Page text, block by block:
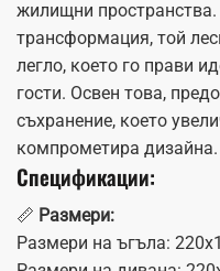
жилищни
трансформация, ​той
легло, което го прави
гости. Освен това,
съхранение, което‍
компрометира дизайна.
Спецификации:
📏 Размери:
Размери на ъгъла: